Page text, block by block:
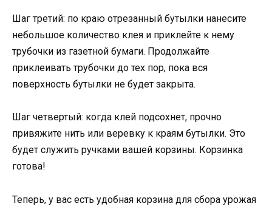
Шаг третий: по краю отрезанный бутылки нанесите
небольшое количество клея и приклейте к нему
трубочки из газетной бумаги. Продолжайте
приклеивать трубочки до тех пор, пока вся
поверхность бутылки не будет закрыта.
Шаг четвертый: когда клей подсохнет, прочно
привяжите нить или веревку к краям бутылки. Это
будет служить ручками вашей корзины. Корзинка
готова!
Теперь, у вас есть удобная корзина для сбора урожая